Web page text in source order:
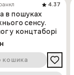
4.37
в пошуках
сенсу.
у концтаборі
кошика